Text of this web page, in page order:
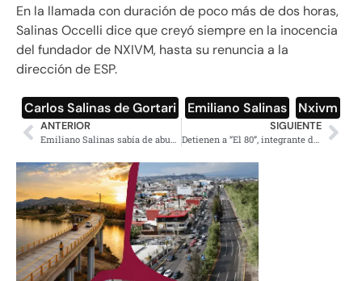
En la llamada con duración de poco más de dos horas,
Salinas Occelli dice que creyó siempre en la inocencia
del fundador de NXIVM, hasta su renuncia a la
dirección de ESP.
Carlos Salinas de Gortari Emiliano Salinas Nxivm
ANTERIOR
Emiliano Salinas sabía de abuso sexual en NXIVM; culto vinculado con Allison Mack
SIGUIENTE
Detienen a “El 80”, integrante del Cártel de Juárez; uno de los más buscados por el FBI